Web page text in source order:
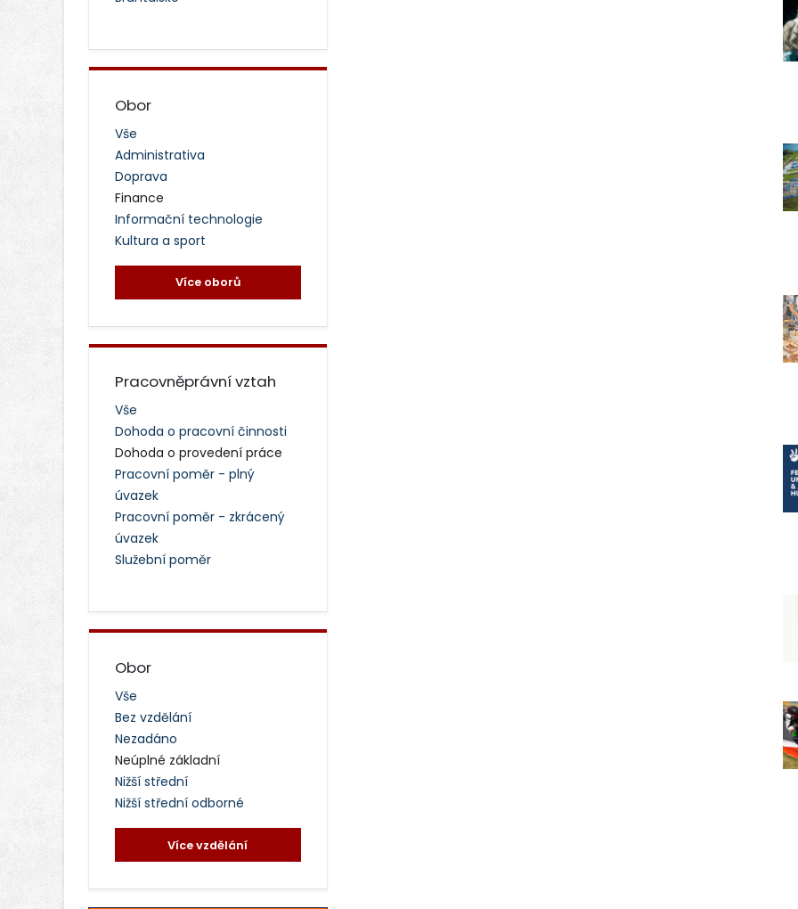
Obor
Vše
Administrativa
Doprava
Finance
Informační technologie
Kultura a sport
Více oborů
Pracovněprávní vztah
Vše
Dohoda o pracovní činnosti
Dohoda o provedení práce
Pracovní poměr - plný
úvazek
Pracovní poměr - zkrácený
úvazek
Služební poměr
Obor
Vše
Bez vzdělání
Nezadáno
Neúplné základní
Nižší střední
Nižší střední odborné
Více vzdělání